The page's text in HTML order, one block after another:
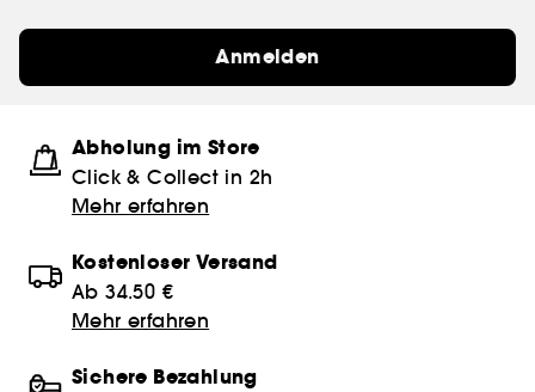
Anmelden
Abholung im Store
Click & Collect in 2h
Mehr erfahren
Kostenloser Versand
Ab 34.50 €
Mehr erfahren
Sichere Bezahlung